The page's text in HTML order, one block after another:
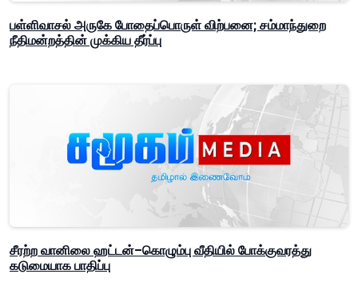
பள்ளிவாசல் அருகே போதைப்பொருள் விற்பனை; சம்மாந்துறை
நீதிமன்றத்தின் முக்கிய தீர்ப்பு
சீரற்ற வானிலை ஹட்டன்–கொழும்பு வீதியில் போக்குவரத்து
கடுமையாக பாதிப்பு